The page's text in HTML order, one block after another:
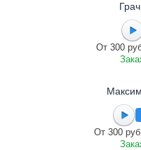
От 300
От 300